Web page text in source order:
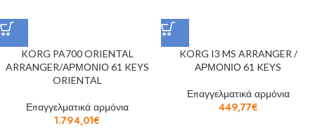
KORG PA700 ORIENTAL
ARRANGER/ΑΡΜΟΝΙΟ 61 KEYS
ORIENTAL
Επαγγελματικά αρμόνια
1.794,01€
KORG I3 MS ARRANGER /
ΑΡΜΟΝΙΟ 61 KEYS
Επαγγελματικά αρμόνια
449,77€